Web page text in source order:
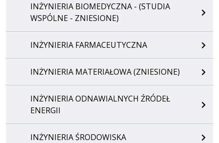
INŻYNIERIA BIOMEDYCZNA - (STUDIA
WSPÓLNE - ZNIESIONE)
INŻYNIERIA FARMACEUTYCZNA
INŻYNIERIA MATERIAŁOWA (ZNIESIONE)
INŻYNIERIA ODNAWIALNYCH ŹRÓDEŁ
ENERGII
INŻYNIERIA ŚRODOWISKA